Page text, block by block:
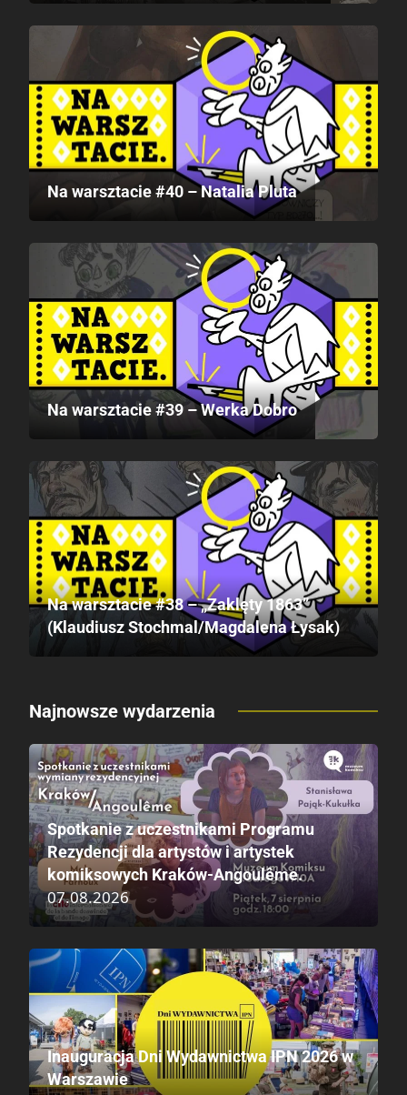
Na warsztacie #40 – Natalia Pluta
Na warsztacie #39 – Werka Dobro
Na warsztacie #38 – „Zaklęty 1863”
(Klaudiusz Stochmal/Magdalena Łysak)
Najnowsze wydarzenia
Spotkanie z uczestnikami Programu
Rezydencji dla artystów i artystek
komiksowych Kraków-Angoulême.
07.08.2026
Inauguracja Dni Wydawnictwa IPN 2026 w
Warszawie